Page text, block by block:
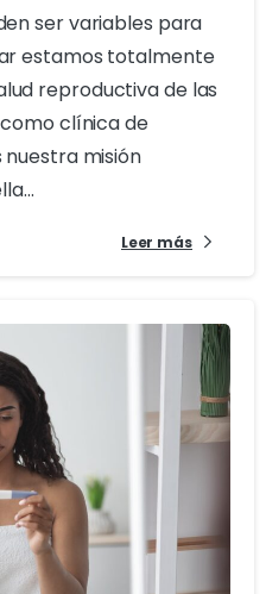
ser variables para
estamos totalmente
reproductiva de las
clínica de
nuestra misión
Leer más